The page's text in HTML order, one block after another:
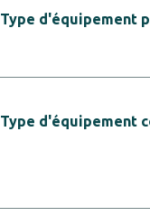
Type d'équipement
Type d'équipement